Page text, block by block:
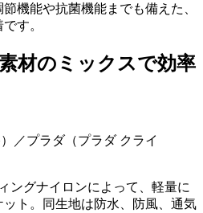
機能や抗菌機能までも備えた、
す。
材のミックスで効率
／プラダ（プラダ クライ
ングナイロンによって、軽量に
ト。同生地は防水、防風、通気